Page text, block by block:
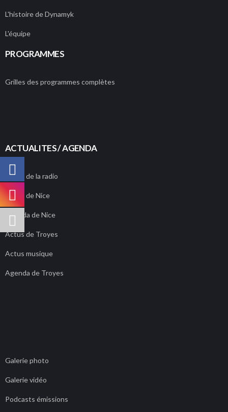
L'histoire de Dynamyk
L'équipe
PROGRAMMES
Grilles des programmes complètes
ACTUALITES / AGENDA
Actus de la radio
Actus de Nice
Agenda de Nice
Actus de Troyes
Actus musique
Agenda de Troyes
Galerie photo
Galerie vidéo
Podcasts émissions